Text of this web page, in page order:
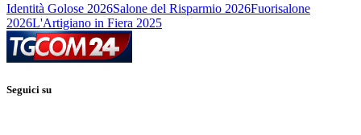
Identità Golose 2026Salone del Risparmio 2026Fuorisalone
2026L'Artigiano in Fiera 2025
Seguici su